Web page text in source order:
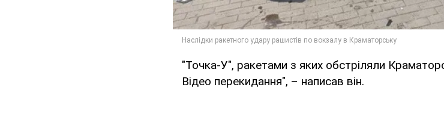
"Точка-У", ракетами з яких обстріляли
Відео перекидання", – написав він.